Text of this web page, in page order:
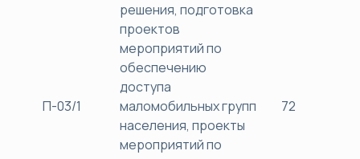
П-03/1
решения, подготовка
проектов
мероприятий по
обеспечению
доступа
маломобильных групп
населения, проекты
мероприятий по
72